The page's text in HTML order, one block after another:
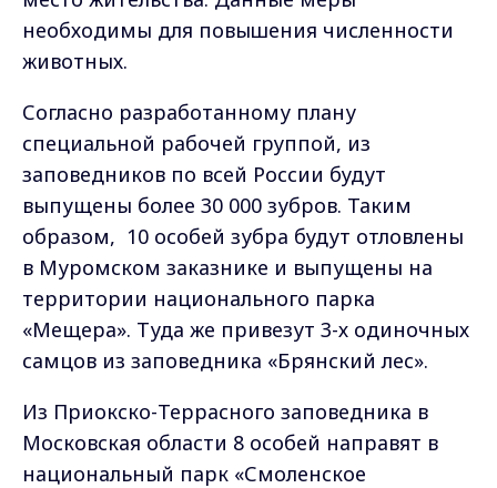
необходимы для повышения численности
животных.
Согласно разработанному плану
специальной рабочей группой, из
заповедников по всей России будут
выпущены более 30 000 зубров. Таким
образом, 10 особей зубра будут отловлены
в Муромском заказнике и выпущены на
территории национального парка
«Мещера». Туда же привезут 3-х одиночных
самцов из заповедника «Брянский лес».
Из Приокско-Террасного заповедника в
Московская области 8 особей направят в
национальный парк «Смоленское